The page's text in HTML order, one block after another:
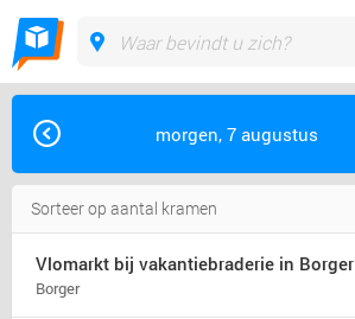
morgen, 7 augustus
Vlomarkt bij vakantiebraderie in Borger
Borger